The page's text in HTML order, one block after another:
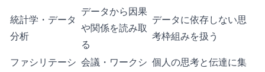
統計学・データ
分析
データから因果
や関係を読み取
る
データに依存しない思
考枠組みを扱う
ファシリテーシ 会議・ワークシ 個人の思考と伝達に集